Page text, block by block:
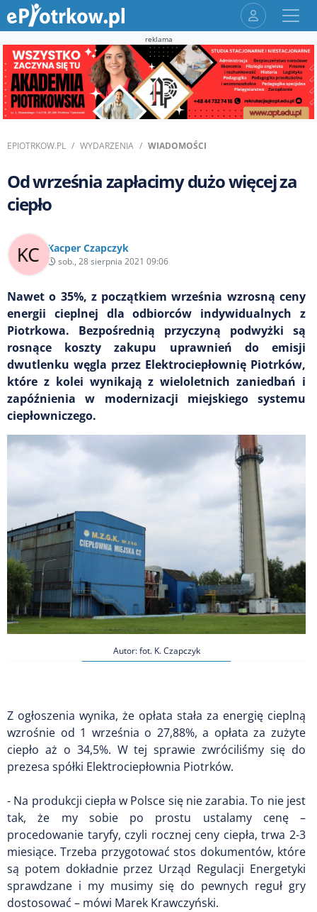
reklama
EPIOTRKOW.PL WYDARZENIA WIADOMOŚCI
Od września zapłacimy dużo więcej za
ciepło
Kacper Czapczyk
sob., 28 sierpnia 2021 09:06
Nawet o 35%, z początkiem września wzrosną ceny
energii cieplnej dla odbiorców indywidualnych z
Piotrkowa. Bezpośrednią przyczyną podwyżki są
rosnące koszty zakupu uprawnień do emisji
dwutlenku węgla przez Elektrociepłownię Piotrków,
które z kolei wynikają z wieloletnich zaniedbań i
zapóźnienia w modernizacji miejskiego systemu
ciepłowniczego.
Autor: fot. K. Czapczyk
Z ogłoszenia wynika, że opłata stała za energię cieplną
wzrośnie od 1 września o 27,88%, a opłata za zużyte
ciepło aż o 34,5%. W tej sprawie zwróciliśmy się do
prezesa spółki Elektrociepłownia Piotrków.
- Na produkcji ciepła w Polsce się nie zarabia. To nie jest
tak, że my sobie po prostu ustalamy cenę –
procedowanie taryfy, czyli rocznej ceny ciepła, trwa 2-3
miesiące. Trzeba przygotować stos dokumentów, które
są potem dokładnie przez Urząd Regulacji Energetyki
sprawdzane i my musimy się do pewnych reguł gry
dostosować – mówi Marek Krawczyński.